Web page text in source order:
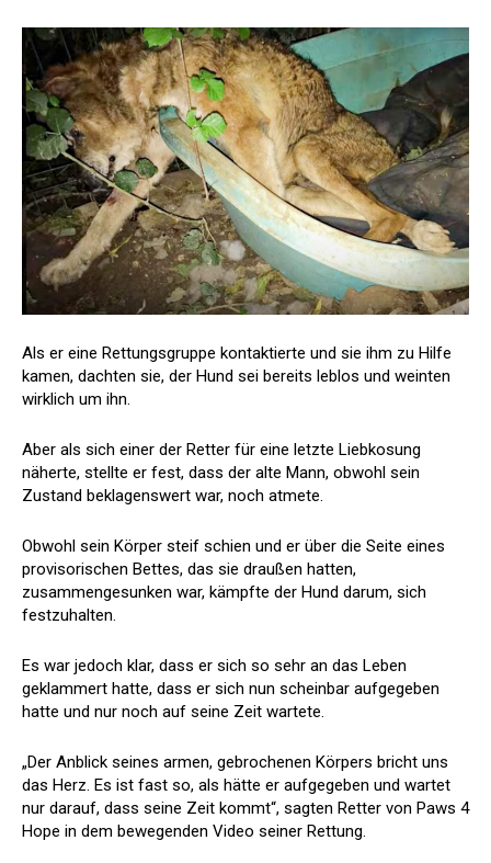
Als er eine Rettungsgruppe kontaktierte und sie ihm zu Hilfe
kamen, dachten sie, der Hund sei bereits leblos und weinten
wirklich um ihn.
Aber als sich einer der Retter für eine letzte Liebkosung
näherte, stellte er fest, dass der alte Mann, obwohl sein
Zustand beklagenswert war, noch atmete.
Obwohl sein Körper steif schien und er über die Seite eines
provisorischen Bettes, das sie draußen hatten,
zusammengesunken war, kämpfte der Hund darum, sich
festzuhalten.
Es war jedoch klar, dass er sich so sehr an das Leben
geklammert hatte, dass er sich nun scheinbar aufgegeben
hatte und nur noch auf seine Zeit wartete.
„Der Anblick seines armen, gebrochenen Körpers bricht uns
das Herz. Es ist fast so, als hätte er aufgegeben und wartet
nur darauf, dass seine Zeit kommt“, sagten Retter von Paws 4
Hope in dem bewegenden Video seiner Rettung.